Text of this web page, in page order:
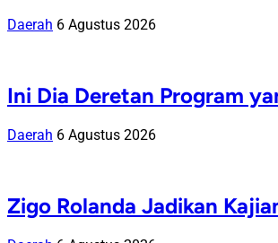
Daerah 6 Agustus 2026
Ini Dia Deretan Program
Daerah 6 Agustus 2026
Zigo Rolanda Jadikan